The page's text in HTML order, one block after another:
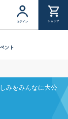
ログイン ショップ
ント
みをみんなに大公